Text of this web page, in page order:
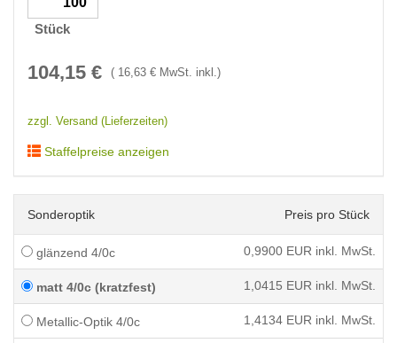
Stück
104,15 € ( 16,63 € MwSt. inkl.)
zzgl. Versand (Lieferzeiten)
Staffelpreise anzeigen
Sonderoptik Preis pro Stück
glänzend 4/0c 0,9900 EUR inkl. MwSt.
matt 4/0c (kratzfest) 1,0415 EUR inkl. MwSt.
Metallic-Optik 4/0c 1,4134 EUR inkl. MwSt.